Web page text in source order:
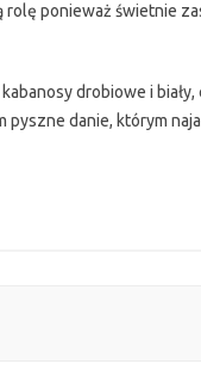
rolę ponieważ świetnie
drobiowe i
danie, którym